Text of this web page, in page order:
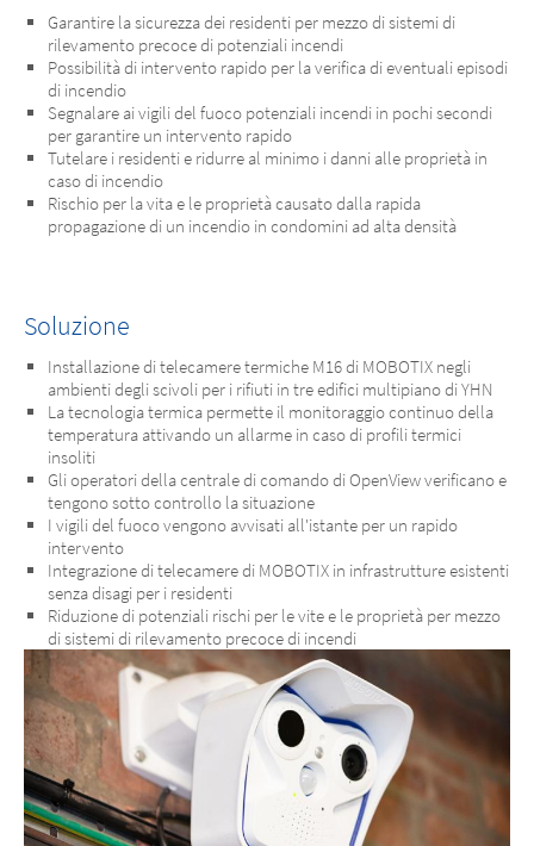
Garantire la sicurezza dei residenti per mezzo di sistemi di
rilevamento precoce di potenziali incendi
Possibilità di intervento rapido per la verifica di eventuali episodi
di incendio
Segnalare ai vigili del fuoco potenziali incendi in pochi secondi
per garantire un intervento rapido
Tutelare i residenti e ridurre al minimo i danni alle proprietà in
caso di incendio
Rischio per la vita e le proprietà causato dalla rapida
propagazione di un incendio in condomini ad alta densità
Soluzione
Installazione di telecamere termiche M16 di MOBOTIX negli
ambienti degli scivoli per i rifiuti in tre edifici multipiano di YHN
La tecnologia termica permette il monitoraggio continuo della
temperatura attivando un allarme in caso di profili termici
insoliti
Gli operatori della centrale di comando di OpenView verificano e
tengono sotto controllo la situazione
I vigili del fuoco vengono avvisati all'istante per un rapido
intervento
Integrazione di telecamere di MOBOTIX in infrastrutture esistenti
senza disagi per i residenti
Riduzione di potenziali rischi per le vite e le proprietà per mezzo
di sistemi di rilevamento precoce di incendi